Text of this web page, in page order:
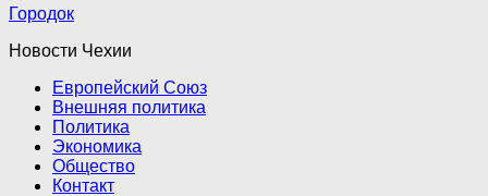
Городок
Новости Чехии
Европейский Союз
Внешняя политика
Политика
Экономика
Общество
Контакт